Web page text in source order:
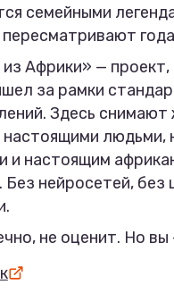
семейными
Африки» — проект,
за рамки
Здесь снимают
настоящими людьми,
и настоящим
Без нейросетей, без
не оценит. Но вы